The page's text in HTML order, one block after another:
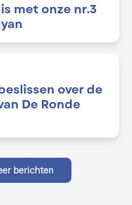
met onze nr.3
over de
De Ronde
berichten